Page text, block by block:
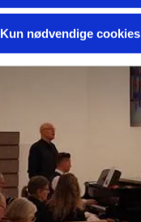
Kun nødvendige cookies